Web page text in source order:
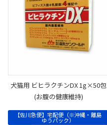
犬猫用 ビヒラクチンDX 1g×50包
(お腹の健康維持)
【佐川急便】宅配便（※沖縄・離島
ゆうパック）